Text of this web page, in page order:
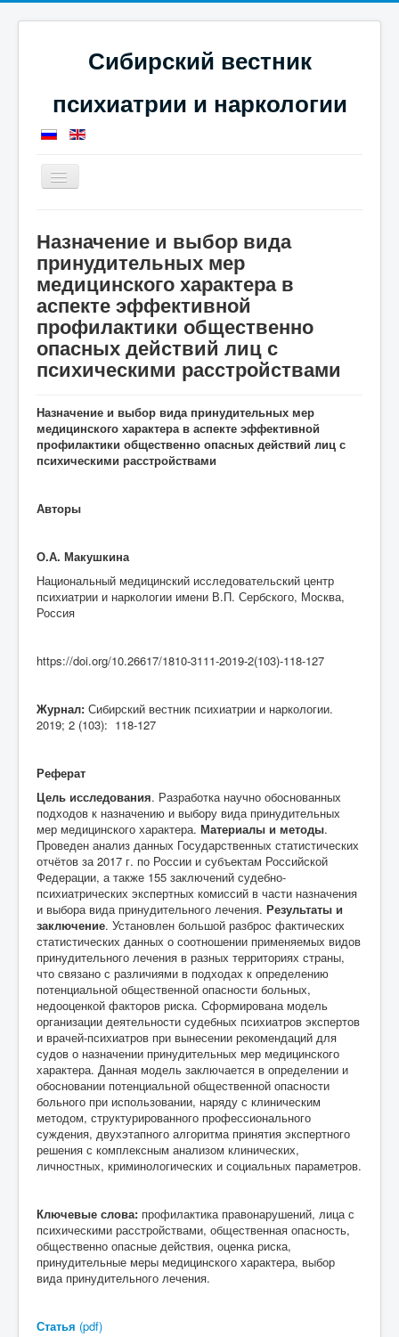
Сибирский вестник
психиатрии и наркологии
Toggle
Navigation
Журнал за 2019 год
Статьи за 2019 год
Назначение и выбор вида принудительных мер
медицинского характера в аспекте эффективной
профилактики общественно опасных действий лиц с
психическими расстройствами
Назначение и выбор вида
принудительных мер
медицинского характера в
аспекте эффективной
профилактики общественно
опасных действий лиц с
психическими расстройствами
Назначение и выбор вида принудительных мер
медицинского характера в аспекте эффективной
профилактики общественно опасных действий лиц с
психическими расстройствами
Авторы
О.А. Макушкина
Национальный медицинский исследовательский центр
психиатрии и наркологии имени В.П. Сербского, Москва,
Россия
https://doi.org/10.26617/1810-3111-2019-2(103)-118-127
Журнал: Сибирский вестник психиатрии и наркологии.
2019; 2 (103): 118-127
Реферат
Цель исследования. Разработка научно обоснованных
подходов к назначению и выбору вида принудительных
мер медицинского характера. Материалы и методы.
Проведен анализ данных Государственных статистических
отчётов за 2017 г. по России и субъектам Российской
Федерации, а также 155 заключений судебно-
психиатрических экспертных комиссий в части назначения
и выбора вида принудительного лечения. Результаты и
заключение. Установлен большой разброс фактических
статистических данных о соотношении применяемых видов
принудительного лечения в разных территориях страны,
что связано с различиями в подходах к определению
потенциальной общественной опасности больных,
недооценкой факторов риска. Сформирована модель
организации деятельности судебных психиатров экспертов
и врачей-психиатров при вынесении рекомендаций для
судов о назначении принудительных мер медицинского
характера. Данная модель заключается в определении и
обосновании потенциальной общественной опасности
больного при использовании, наряду с клиническим
методом, структурированного профессионального
суждения, двухэтапного алгоритма принятия экспертного
решения с комплексным анализом клинических,
личностных, криминологических и социальных параметров.
Ключевые слова: профилактика правонарушений, лица с
психическими расстройствами, общественная опасность,
общественно опасные действия, оценка риска,
принудительные меры медицинского характера, выбор
вида принудительного лечения.
Статья (pdf)